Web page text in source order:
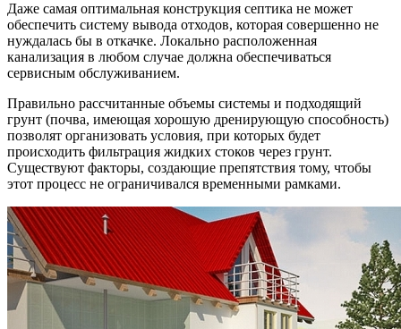
Даже самая оптимальная конструкция септика не может
обеспечить систему вывода отходов, которая совершенно не
нуждалась бы в откачке. Локально расположенная
канализация в любом случае должна обеспечиваться
сервисным обслуживанием.
Правильно рассчитанные объемы системы и подходящий
грунт (почва, имеющая хорошую дренирующую способность)
позволят организовать условия, при которых будет
происходить фильтрация жидких стоков через грунт.
Существуют факторы, создающие препятствия тому, чтобы
этот процесс не ограничивался временными рамками.